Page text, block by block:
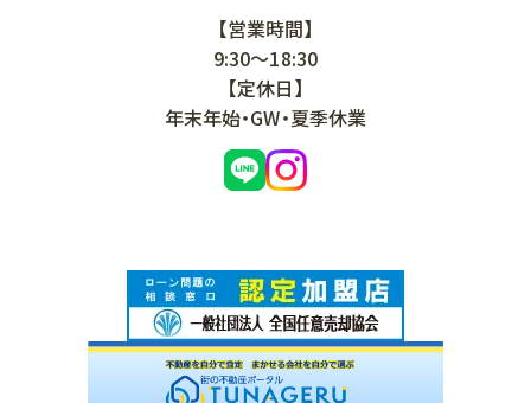
【営業時間】
9:30～18:30
【定休日】
年末年始・GW・夏季休業